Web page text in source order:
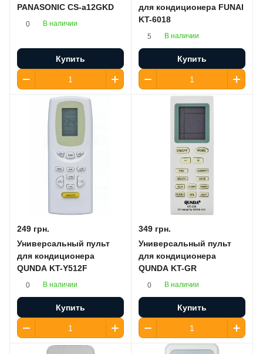
PANASONIC CS-a12GKD
0 В наличии
Купить
для кондиционера FUNAI
KT-6018
5 В наличии
Купить
249 грн.
Универсальный пульт
для кондиционера
QUNDA KT-Y512F
0 В наличии
Купить
349 грн.
Универсальный пульт
для кондиционера
QUNDA KT-GR
0 В наличии
Купить